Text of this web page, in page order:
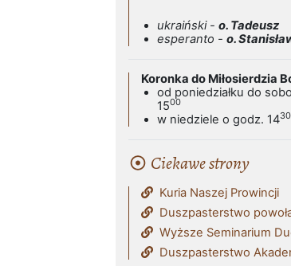
ukraiński - o. Tadeusz
esperanto - o.
Koronka do Miłosierdzia
od poniedziałku do
1500
w niedziele o godz. 1430
Ciekawe strony
Kuria Naszej Prowincji
Duszpasterstwo
Wyższe Seminarium
Duszpasterstwo